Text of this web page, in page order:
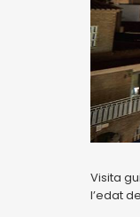
Visita
l’edat